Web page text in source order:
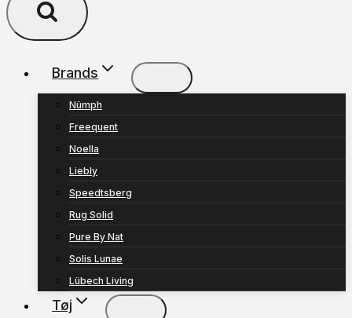
Brands
Nümph
Freequent
Noella
Liebly
Speedtsberg
Rug Solid
Pure By Nat
Solis Lunae
Lübech Living
Tøj